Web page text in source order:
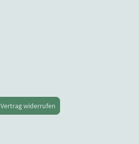
Vertrag widerrufen